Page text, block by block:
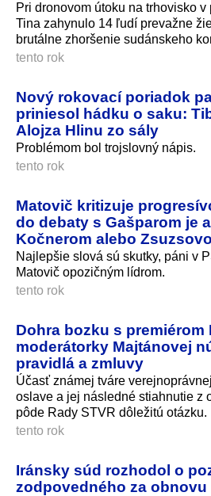
Pri dronovom útoku na trhovisko v
Tina zahynulo 14 ľudí prevažne
brutálne zhoršenie sudánskeho
tento rok
Nový rokovací poriadok
priniesol hádku o saku:
Alojza Hlinu zo sály
Problémom bol trojslovný nápis.
tento rok
Matovič kritizuje
do debaty s Gašparom je
Kočnerom alebo
Najlepšie slová sú skutky, páni v
Matovič opozičným lídrom.
tento rok
Dohra bozku s premiérom
moderátorky Majtánovej
pravidlá a zmluvy
Účasť známej tváre
oslave a jej následné stiahnutie z
pôde Rady STVR dôležitú otázku.
tento rok
Iránsky súd rozhodol o
zodpovedného za obnovu